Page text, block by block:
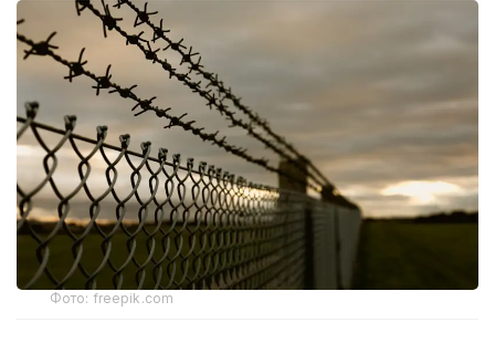
Фото: freepik.com